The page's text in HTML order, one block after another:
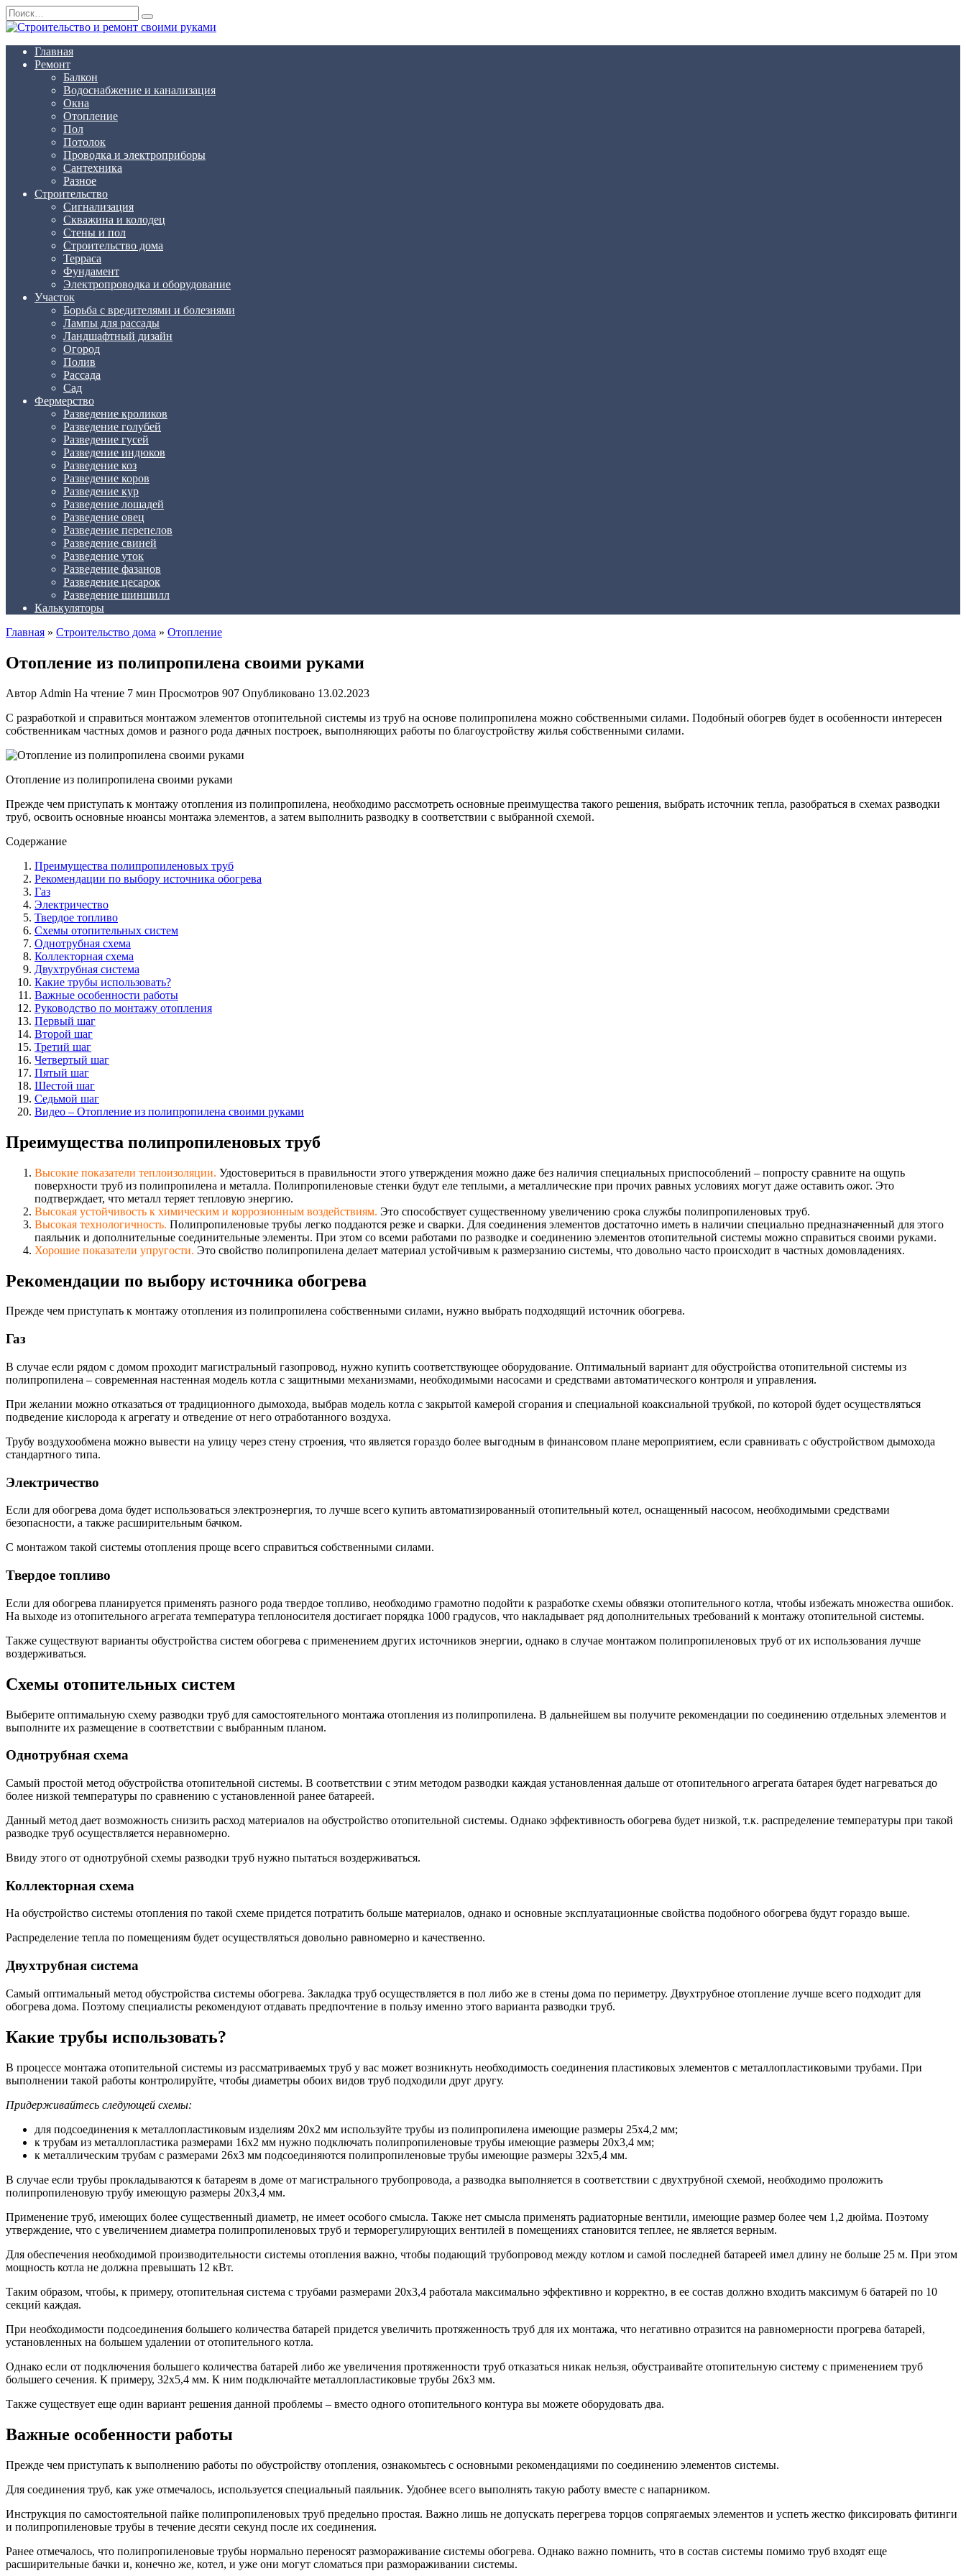
Перейти
к
содержанию
Search
for:
Главная
Ремонт
Балкон
Водоснабжение и канализация
Окна
Отопление
Пол
Потолок
Проводка и электроприборы
Сантехника
Разное
Строительство
Сигнализация
Скважина и колодец
Стены и пол
Строительство дома
Терраса
Фундамент
Электропроводка и оборудование
Участок
Борьба с вредителями и болезнями
Лампы для рассады
Ландшафтный дизайн
Огород
Полив
Рассада
Сад
Фермерство
Разведение кроликов
Разведение голубей
Разведение гусей
Разведение индюков
Разведение коз
Разведение коров
Разведение кур
Разведение лошадей
Разведение овец
Разведение перепелов
Разведение свиней
Разведение уток
Разведение фазанов
Разведение цесарок
Разведение шиншилл
Калькуляторы
Главная » Строительство дома » Отопление
Отопление из полипропилена своими руками
Автор Admin На чтение 7 мин Просмотров 907 Опубликовано 13.02.2023
С разработкой и справиться монтажом элементов отопительной системы из труб на основе полипропилена можно собственными силами. Подобный обогрев будет в особенности интересен
собственникам частных домов и разного рода дачных построек, выполняющих работы по благоустройству жилья собственными силами.
Отопление из полипропилена своими руками
Прежде чем приступать к монтажу отопления из полипропилена, необходимо рассмотреть основные преимущества такого решения, выбрать источник тепла, разобраться в схемах разводки
труб, освоить основные нюансы монтажа элементов, а затем выполнить разводку в соответствии с выбранной схемой.
Содержание
Преимущества полипропиленовых труб
Рекомендации по выбору источника обогрева
Газ
Электричество
Твердое топливо
Схемы отопительных систем
Однотрубная схема
Коллекторная схема
Двухтрубная система
Какие трубы использовать?
Важные особенности работы
Руководство по монтажу отопления
Первый шаг
Второй шаг
Третий шаг
Четвертый шаг
Пятый шаг
Шестой шаг
Седьмой шаг
Видео – Отопление из полипропилена своими руками
Преимущества полипропиленовых труб
Высокие показатели теплоизоляции. Удостовериться в правильности этого утверждения можно даже без наличия специальных приспособлений – попросту сравните на ощупь
поверхности труб из полипропилена и металла. Полипропиленовые стенки будут еле теплыми, а металлические при прочих равных условиях могут даже оставить ожог. Это
подтверждает, что металл теряет тепловую энергию.
Высокая устойчивость к химическим и коррозионным воздействиям. Это способствует существенному увеличению срока службы полипропиленовых труб.
Высокая технологичность. Полипропиленовые трубы легко поддаются резке и сварки. Для соединения элементов достаточно иметь в наличии специально предназначенный для этого
паяльник и дополнительные соединительные элементы. При этом со всеми работами по разводке и соединению элементов отопительной системы можно справиться своими руками.
Хорошие показатели упругости. Это свойство полипропилена делает материал устойчивым к размерзанию системы, что довольно часто происходит в частных домовладениях.
Рекомендации по выбору источника обогрева
Прежде чем приступать к монтажу отопления из полипропилена собственными силами, нужно выбрать подходящий источник обогрева.
Газ
В случае если рядом с домом проходит магистральный газопровод, нужно купить соответствующее оборудование. Оптимальный вариант для обустройства отопительной системы из
полипропилена – современная настенная модель котла с защитными механизмами, необходимыми насосами и средствами автоматического контроля и управления.
При желании можно отказаться от традиционного дымохода, выбрав модель котла с закрытой камерой сгорания и специальной коаксиальной трубкой, по которой будет осуществляться
подведение кислорода к агрегату и отведение от него отработанного воздуха.
Трубу воздухообмена можно вывести на улицу через стену строения, что является гораздо более выгодным в финансовом плане мероприятием, если сравнивать с обустройством дымохода
стандартного типа.
Электричество
Если для обогрева дома будет использоваться электроэнергия, то лучше всего купить автоматизированный отопительный котел, оснащенный насосом, необходимыми средствами
безопасности, а также расширительным бачком.
С монтажом такой системы отопления проще всего справиться собственными силами.
Твердое топливо
Если для обогрева планируется применять разного рода твердое топливо, необходимо грамотно подойти к разработке схемы обвязки отопительного котла, чтобы избежать множества ошибок.
На выходе из отопительного агрегата температура теплоносителя достигает порядка 1000 градусов, что накладывает ряд дополнительных требований к монтажу отопительной системы.
Также существуют варианты обустройства систем обогрева с применением других источников энергии, однако в случае монтажом полипропиленовых труб от их использования лучше
воздерживаться.
Схемы отопительных систем
Выберите оптимальную схему разводки труб для самостоятельного монтажа отопления из полипропилена. В дальнейшем вы получите рекомендации по соединению отдельных элементов и
выполните их размещение в соответствии с выбранным планом.
Однотрубная схема
Самый простой метод обустройства отопительной системы. В соответствии с этим методом разводки каждая установленная дальше от отопительного агрегата батарея будет нагреваться до
более низкой температуры по сравнению с установленной ранее батареей.
Данный метод дает возможность снизить расход материалов на обустройство отопительной системы. Однако эффективность обогрева будет низкой, т.к. распределение температуры при такой
разводке труб осуществляется неравномерно.
Ввиду этого от однотрубной схемы разводки труб нужно пытаться воздерживаться.
Коллекторная схема
На обустройство системы отопления по такой схеме придется потратить больше материалов, однако и основные эксплуатационные свойства подобного обогрева будут гораздо выше.
Распределение тепла по помещениям будет осуществляться довольно равномерно и качественно.
Двухтрубная система
Самый оптимальный метод обустройства системы обогрева. Закладка труб осуществляется в пол либо же в стены дома по периметру. Двухтрубное отопление лучше всего подходит для
обогрева дома. Поэтому специалисты рекомендуют отдавать предпочтение в пользу именно этого варианта разводки труб.
Какие трубы использовать?
В процессе монтажа отопительной системы из рассматриваемых труб у вас может возникнуть необходимость соединения пластиковых элементов с металлопластиковыми трубами. При
выполнении такой работы контролируйте, чтобы диаметры обоих видов труб подходили друг другу.
Придерживайтесь следующей схемы:
для подсоединения к металлопластиковым изделиям 20х2 мм используйте трубы из полипропилена имеющие размеры 25х4,2 мм;
к трубам из металлопластика размерами 16х2 мм нужно подключать полипропиленовые трубы имеющие размеры 20х3,4 мм;
к металлическим трубам с размерами 26х3 мм подсоединяются полипропиленовые трубы имеющие размеры 32х5,4 мм.
В случае если трубы прокладываются к батареям в доме от магистрального трубопровода, а разводка выполняется в соответствии с двухтрубной схемой, необходимо проложить
полипропиленовую трубу имеющую размеры 20х3,4 мм.
Применение труб, имеющих более существенный диаметр, не имеет особого смысла. Также нет смысла применять радиаторные вентили, имеющие размер более чем 1,2 дюйма. Поэтому
утверждение, что с увеличением диаметра полипропиленовых труб и терморегулирующих вентилей в помещениях становится теплее, не является верным.
Для обеспечения необходимой производительности системы отопления важно, чтобы подающий трубопровод между котлом и самой последней батареей имел длину не больше 25 м. При этом
мощность котла не должна превышать 12 кВт.
Таким образом, чтобы, к примеру, отопительная система с трубами размерами 20х3,4 работала максимально эффективно и корректно, в ее состав должно входить максимум 6 батарей по 10
секций каждая.
При необходимости подсоединения большего количества батарей придется увеличить протяженность труб для их монтажа, что негативно отразится на равномерности прогрева батарей,
установленных на большем удалении от отопительного котла.
Однако если от подключения большего количества батарей либо же увеличения протяженности труб отказаться никак нельзя, обустраивайте отопительную систему с применением труб
большего сечения. К примеру, 32х5,4 мм. К ним подключайте металлопластиковые трубы 26х3 мм.
Также существует еще один вариант решения данной проблемы – вместо одного отопительного контура вы можете оборудовать два.
Важные особенности работы
Прежде чем приступать к выполнению работы по обустройству отопления, ознакомьтесь с основными рекомендациями по соединению элементов системы.
Для соединения труб, как уже отмечалось, используется специальный паяльник. Удобнее всего выполнять такую работу вместе с напарником.
Инструкция по самостоятельной пайке полипропиленовых труб предельно простая. Важно лишь не допускать перегрева торцов сопрягаемых элементов и успеть жестко фиксировать фитинги
и полипропиленовые трубы в течение десяти секунд после их соединения.
Ранее отмечалось, что полипропиленовые трубы нормально переносят размораживание системы обогрева. Однако важно помнить, что в состав системы помимо труб входят еще
расширительные бачки и, конечно же, котел, и уже они могут сломаться при размораживании системы.